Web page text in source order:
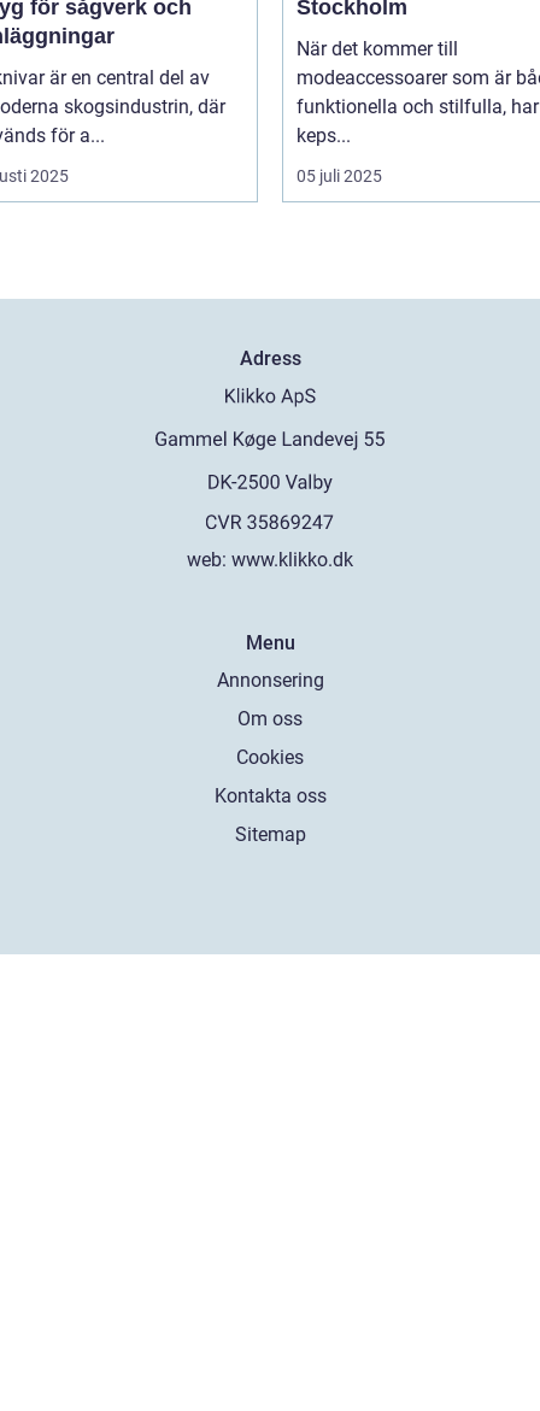
för sågverk och
är en central del av
skogsindustrin, där
för a...
2025
Stockholm
När det kommer till
modeaccessoarer som är
funktionella och stilfulla, har
keps...
05 juli 2025
Adress
web: www.klikko.dk
Menu
Annonsering
Om oss
Cookies
Kontakta oss
Sitemap